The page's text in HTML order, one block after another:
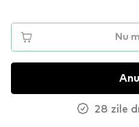
Nu
28 zile